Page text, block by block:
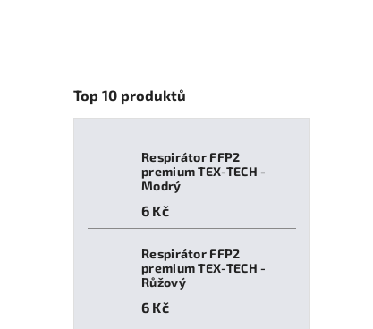
Top 10 produktů
Respirátor FFP2
premium TEX-TECH -
Modrý
6 Kč
Respirátor FFP2
premium TEX-TECH -
Růžový
6 Kč